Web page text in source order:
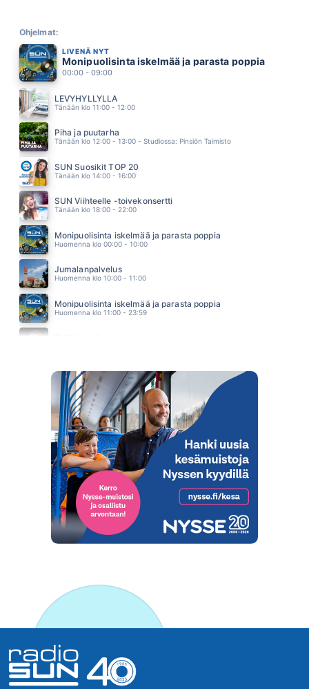
STEVIE WONDER
03.38
SYDÄN JOTA RAKASTAN
JUHA TAPIO
03.34
ARJA KORISEVA
03.30
LUMOTTU APINA
03.27
MEJA
03.24
Ohjelmat:
LIVENÄ NYT
Monipuolisinta iskelmää ja parasta poppia
00:00 - 09:00
LEVYHYLLYLLÄ
Tänään klo 11:00 - 12:00
Piha ja puutarha
Tänään klo 12:00 - 13:00 - Studiossa: Pinsiön Taimisto
SUN Suosikit TOP 20
Tänään klo 14:00 - 16:00
SUN Viihteelle -toivekonsertti
Tänään klo 18:00 - 22:00
Monipuolisinta iskelmää ja parasta poppia
Huomenna klo 00:00 - 10:00
Jumalanpalvelus
Huomenna klo 10:00 - 11:00
Monipuolisinta iskelmää ja parasta poppia
Huomenna klo 11:00 - 23:59